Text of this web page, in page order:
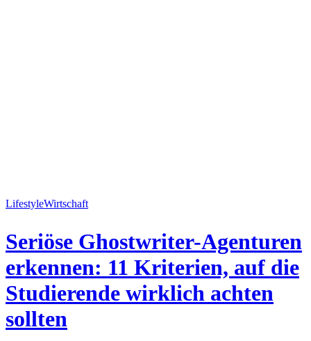
LifestyleWirtschaft
Seriöse Ghostwriter-Agenturen
erkennen: 11 Kriterien, auf die
Studierende wirklich achten
sollten